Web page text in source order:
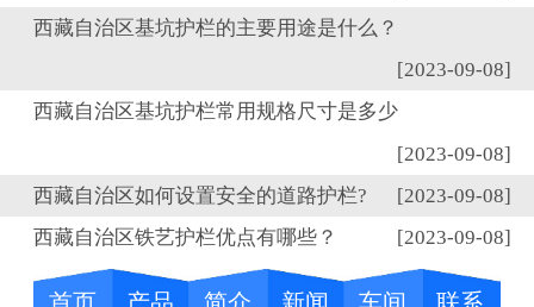
西藏自治区基坑护栏的主要用途是什么？
[2023-09-08]
西藏自治区基坑护栏常用规格尺寸是多少
[2023-09-08]
西藏自治区如何设置安全的道路护栏?
[2023-09-08]
西藏自治区铁艺护栏优点有哪些？
[2023-09-08]